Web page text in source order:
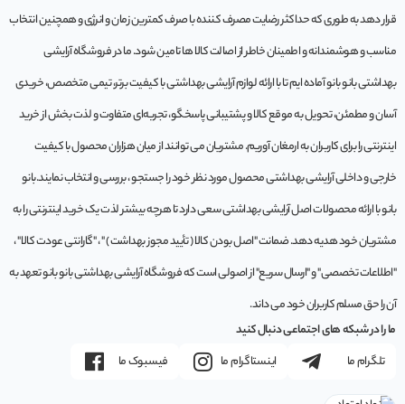
قرار دهد به طوری که حداکثر رضایت مصرف کننده با صرف کمترین زمان و انرژی و همچنین انتخاب
مناسب و هوشمندانه و اطمینان خاطر از اصالت کالا ها تامین شود. ما در فروشگاه آرایشی
بهداشتی بانو بانو آماده ایم تا با ارائه لوازم آرایشی بهداشتی با کیفیت برتر، تیمی متخصص، خریدی
آسان و مطمئن، تحویل به موقع کالا و پشتیبانی پاسخگو، تجربه‌ای متفاوت و لذت بخش از خرید
اینترنتی را برای کاربران به ارمغان آوریم. مشتريان می توانند از ميان هزاران محصول با کيفيت
خارجی و داخلی آرایشی بهداشتی محصول مورد نظر خود را جستجو ، بررسی و انتخاب نمايند.بانو
بانو با ارائه محصولات اصل آرایشی بهداشتی سعی دارد تا هرچه بیشتر لذت یک خرید اینترنتی را به
مشتریان خود هدیه دهد. ضمانت "اصل بودن کالا ( تأیید مجوز بهداشت ) " ، "گارانتی عودت کالا" ،
"اطلاعات تخصصی" و "ارسال سریع" از اصولی است که فروشگاه آرایشی بهداشتی بانو بانو تعهد به
آن را حق مسلم کاربران خود می داند.
ما را در شبکه های اجتماعی دنبال کنید
تلگرام ما
اینستاگرام ما فیسبوک ما